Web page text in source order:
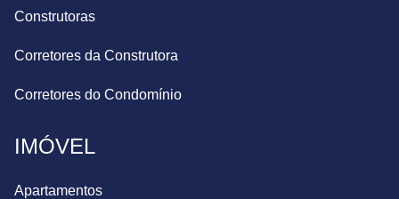
Construtoras
Corretores da Construtora
Corretores do Condomínio
IMÓVEL
Apartamentos